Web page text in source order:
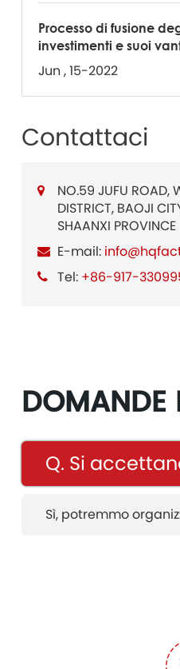
Processo di fusione
investimenti e suoi
Jun , 15-2022
Contattaci
NO.59 JUFU ROAD,
DISTRICT, BAOJI
SHAANXI PROVINCE
E-mail:
Tel: +86-917-
DOMANDE
Q. Si
Sì, potremmo